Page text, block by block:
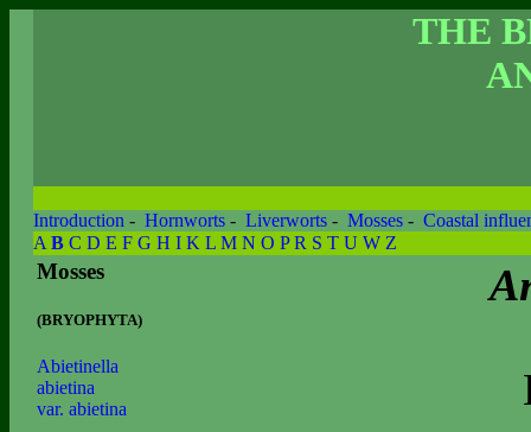
THE
Introduction - Hornworts - Liverworts - Mosses - Coastal
A B C D E F G H I K L M N O P R S T U W Z
Mosses
(BRYOPHYTA)
Abietinella
abietina
var. abietina